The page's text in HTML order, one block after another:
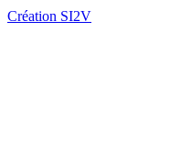
Création SI2V